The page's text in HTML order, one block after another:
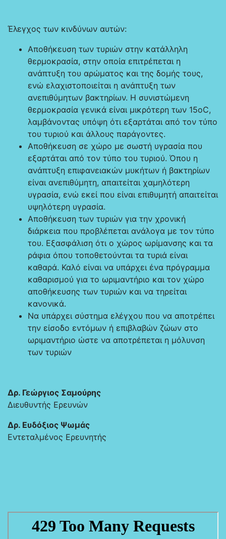
Έλεγχος των κινδύνων αυτών:
Αποθήκευση των τυριών στην κατάλληλη
θερμοκρασία, στην οποία επιτρέπεται η
ανάπτυξη του αρώματος και της δομής τους,
ενώ ελαχιστοποιείται η ανάπτυξη των
ανεπιθύμητων βακτηρίων. Η συνιστώμενη
θερμοκρασία γενικά είναι μικρότερη των 15οC,
λαμβάνοντας υπόψη ότι εξαρτάται από τον τύπο
του τυριού και άλλους παράγοντες.
Αποθήκευση σε χώρο με σωστή υγρασία που
εξαρτάται από τον τύπο του τυριού. Όπου η
ανάπτυξη επιφανειακών μυκήτων ή βακτηρίων
είναι ανεπιθύμητη, απαιτείται χαμηλότερη
υγρασία, ενώ εκεί που είναι επιθυμητή απαιτείται
υψηλότερη υγρασία.
Αποθήκευση των τυριών για την χρονική
διάρκεια που προβλέπεται ανάλογα με τον τύπο
του. Εξασφάλιση ότι ο χώρος ωρίμανσης και τα
ράφια όπου τοποθετούνται τα τυριά είναι
καθαρά. Καλό είναι να υπάρχει ένα πρόγραμμα
καθαρισμού για το ωριμαντήριο και τον χώρο
αποθήκευσης των τυριών και να τηρείται
κανονικά.
Να υπάρχει σύστημα ελέγχου που να αποτρέπει
την είσοδο εντόμων ή επιβλαβών ζώων στο
ωριμαντήριο ώστε να αποτρέπεται η μόλυνση
των τυριών
Δρ. Γεώργιος Σαμούρης
Διευθυντής Ερευνών
Δρ. Ευδόξιος Ψωμάς
Εντεταλμένος Ερευνητής